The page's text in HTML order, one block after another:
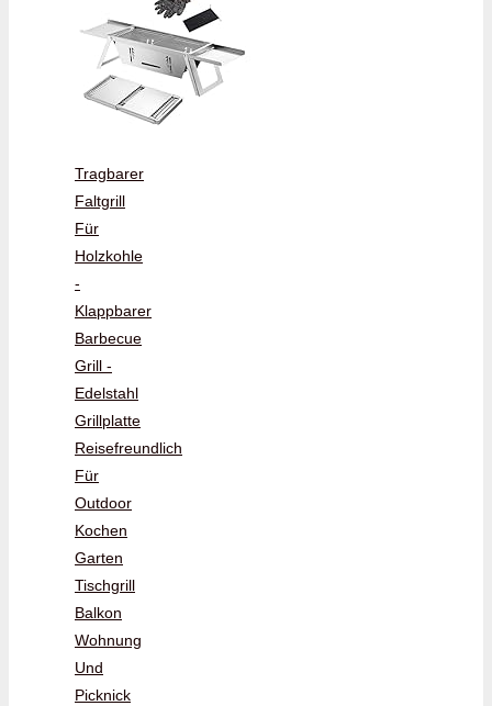
Tragbarer
Faltgrill
Für
Holzkohle
-
Klappbarer
Barbecue
Grill -
Edelstahl
Grillplatte
Reisefreundlich
Für
Outdoor
Kochen
Garten
Tischgrill
Balkon
Wohnung
Und
Picknick